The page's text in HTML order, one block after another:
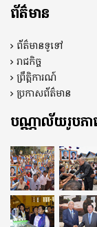
ព័ត៌មាន
ព័ត៌មានទូទៅ
រាជកិច្ច
ព្រឹត្តិការណ៍
ប្រកាសព័ត៌មាន
បណ្ណាល័យរូបភ